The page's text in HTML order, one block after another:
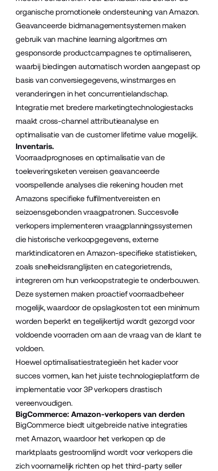
organische promotionele ondersteuning van Amazon.
Geavanceerde bidmanagementsystemen maken
gebruik van machine learning algoritmes om
gesponsorde productcampagnes te optimaliseren,
waarbij biedingen automatisch worden aangepast op
basis van conversiegegevens, winstmarges en
veranderingen in het concurrentielandschap.
Integratie met bredere marketingtechnologiestacks
maakt cross-channel attributieanalyse en
optimalisatie van de customer lifetime value mogelijk.
Inventaris.
Voorraadprognoses en optimalisatie van de
toeleveringsketen vereisen geavanceerde
voorspellende analyses die rekening houden met
Amazons specifieke fulfilmentvereisten en
seizoensgebonden vraagpatronen. Succesvolle
verkopers implementeren vraagplanningssystemen
die historische verkoopgegevens, externe
marktindicatoren en Amazon-specifieke statistieken,
zoals snelheidsranglijsten en categorietrends,
integreren om hun verkoopstrategie te onderbouwen.
Deze systemen maken proactief voorraadbeheer
mogelijk, waardoor de opslagkosten tot een minimum
worden beperkt en tegelijkertijd wordt gezorgd voor
voldoende voorraden om aan de vraag van de klant te
voldoen.
Hoewel optimalisatiestrategieën het kader voor
succes vormen, kan het juiste technologieplatform de
implementatie voor 3P verkopers drastisch
vereenvoudigen.
BigCommerce: Amazon-verkopers van derden
BigCommerce biedt uitgebreide native integraties
met Amazon, waardoor het verkopen op de
marktplaats gestroomlijnd wordt voor verkopers die
zich voornamelijk richten op het third-party seller